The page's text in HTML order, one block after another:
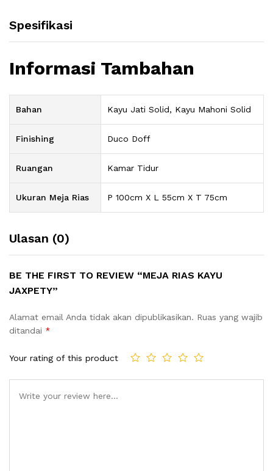
Spesifikasi
Informasi Tambahan
Bahan Kayu Jati Solid, Kayu Mahoni Solid
Finishing Duco Doff
Ruangan Kamar Tidur
Ukuran Meja Rias P 100cm X L 55cm X T 75cm
Ulasan (0)
BE THE FIRST TO REVIEW “MEJA RIAS KAYU
JAXPETY”
Alamat email Anda tidak akan dipublikasikan. Ruas yang wajib
ditandai *
Your rating of this product